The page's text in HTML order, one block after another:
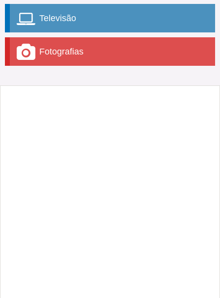
Televisão
Fotografias